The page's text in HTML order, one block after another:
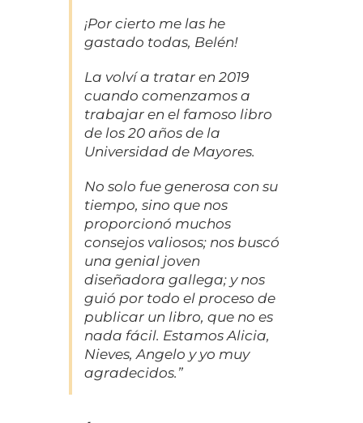
¡Por cierto me las he
gastado todas, Belén!
La volví a tratar en 2019
cuando comenzamos a
trabajar en el famoso libro
de los 20 años de la
Universidad de Mayores.
No solo fue generosa con su
tiempo, sino que nos
proporcionó muchos
consejos valiosos; nos buscó
una genial joven
diseñadora gallega; y nos
guió por todo el proceso de
publicar un libro, que no es
nada fácil. Estamos Alicia,
Nieves, Angelo y yo muy
agradecidos.”